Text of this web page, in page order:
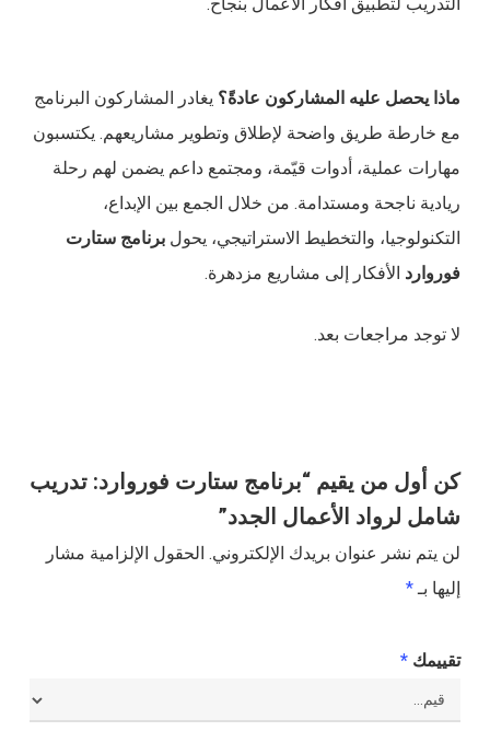
ماذا يحصل عليه المشاركون عادةً؟ يغادر المشاركون البرنامج
مع خارطة طريق واضحة لإطلاق وتطوير مشاريعهم. يكتسبون
مهارات عملية، أدوات قيّمة، ومجتمع داعم يضمن لهم رحلة
ريادية ناجحة ومستدامة. من خلال الجمع بين الإبداع،
التكنولوجيا، والتخطيط الاستراتيجي، يحول برنامج ستارت
فوروارد الأفكار إلى مشاريع مزدهرة.
لا توجد مراجعات بعد.
كن أول من يقيم “برنامج ستارت فوروارد: تدريب
شامل لرواد الأعمال الجدد”
لن يتم نشر عنوان بريدك الإلكتروني. الحقول الإلزامية مشار
إليها بـ *
تقييمك *